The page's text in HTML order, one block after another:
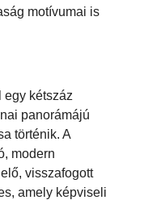
motívumai is
egy kétszáz
panorámájú
történik. A
modern
visszafogott
amely képviseli